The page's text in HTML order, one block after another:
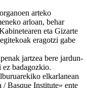
arteko
arloan, behar
eta Gizarte
eragotzi gabe
jartzea bere jardun-
ez badagozkio.
elkarlanean
Basque Institute» ente